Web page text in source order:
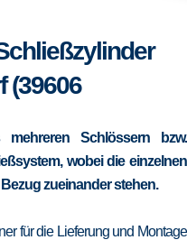
(39606
Schlössern bzw.
wobei die einzelnen
zueinander stehen.
für die Lieferung und Montage